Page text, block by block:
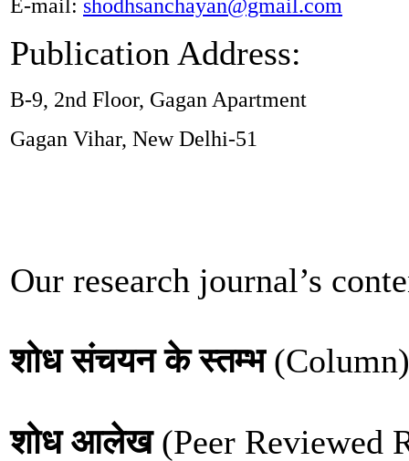
E-mail: shodhsanchayan@gmail.com
Publication Address:
B-9, 2nd Floor, Gagan Apartment
Gagan Vihar, New Delhi-51
Our research journal’s
शोध संचयन के स्तम्भ
शोध आलेख(Peer Reviewed